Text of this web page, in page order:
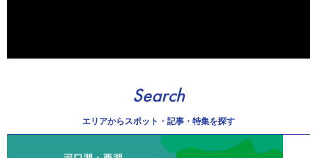
Search
エリアからスポット・記事・特集を探す